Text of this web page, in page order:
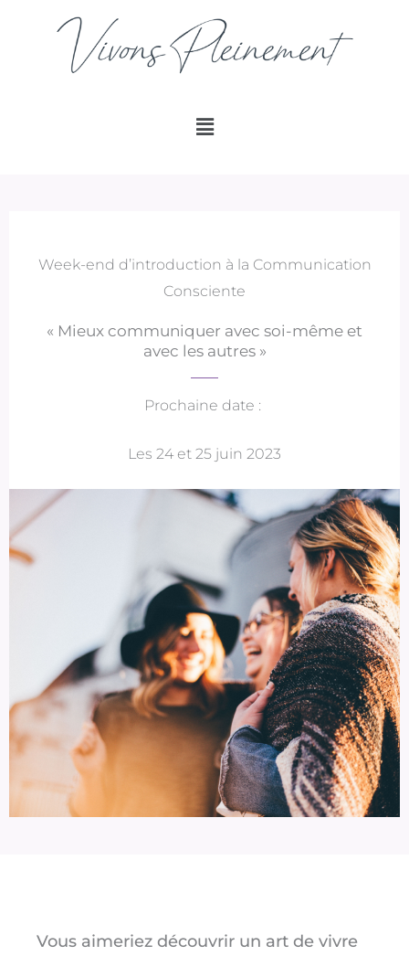
Menu
Week-end d’introduction à la Communication
Consciente
« Mieux communiquer avec soi-même et
avec les autres »
Prochaine date :
Les 24 et 25 juin 2023
Vous aimeriez découvrir un art de vivre